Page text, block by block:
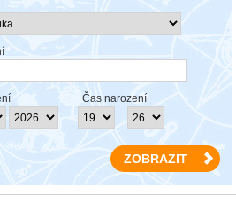
Čas narození